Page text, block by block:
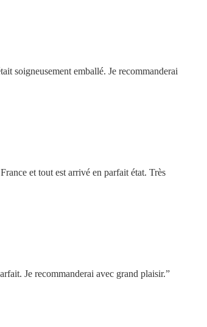
soigneusement emballé. Je recommanderai
et tout est arrivé en parfait état. Très
Je recommanderai avec grand plaisir.”